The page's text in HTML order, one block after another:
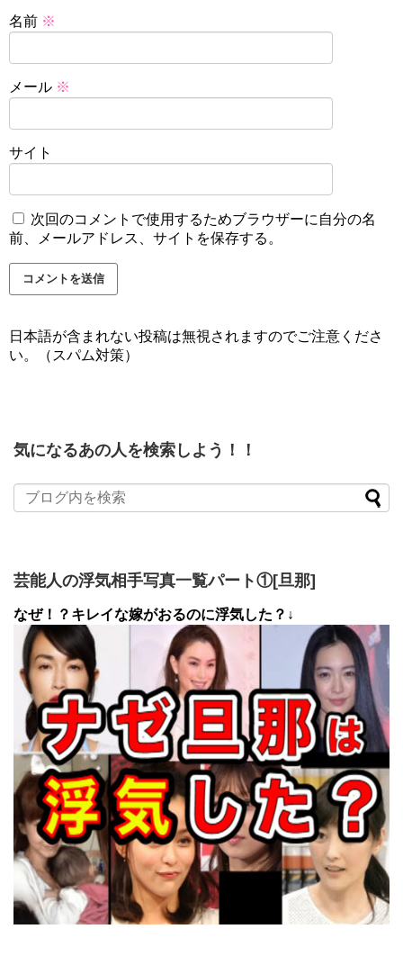
名前 ※
メール ※
サイト
次回のコメントで使用するためブラウザーに自分の名
前、メールアドレス、サイトを保存する。
日本語が含まれない投稿は無視されますのでご注意くださ
い。（スパム対策）
気になるあの人を検索しよう！！
芸能人の浮気相手写真一覧パート①[旦那]
なぜ！？キレイな嫁がおるのに浮気した？↓